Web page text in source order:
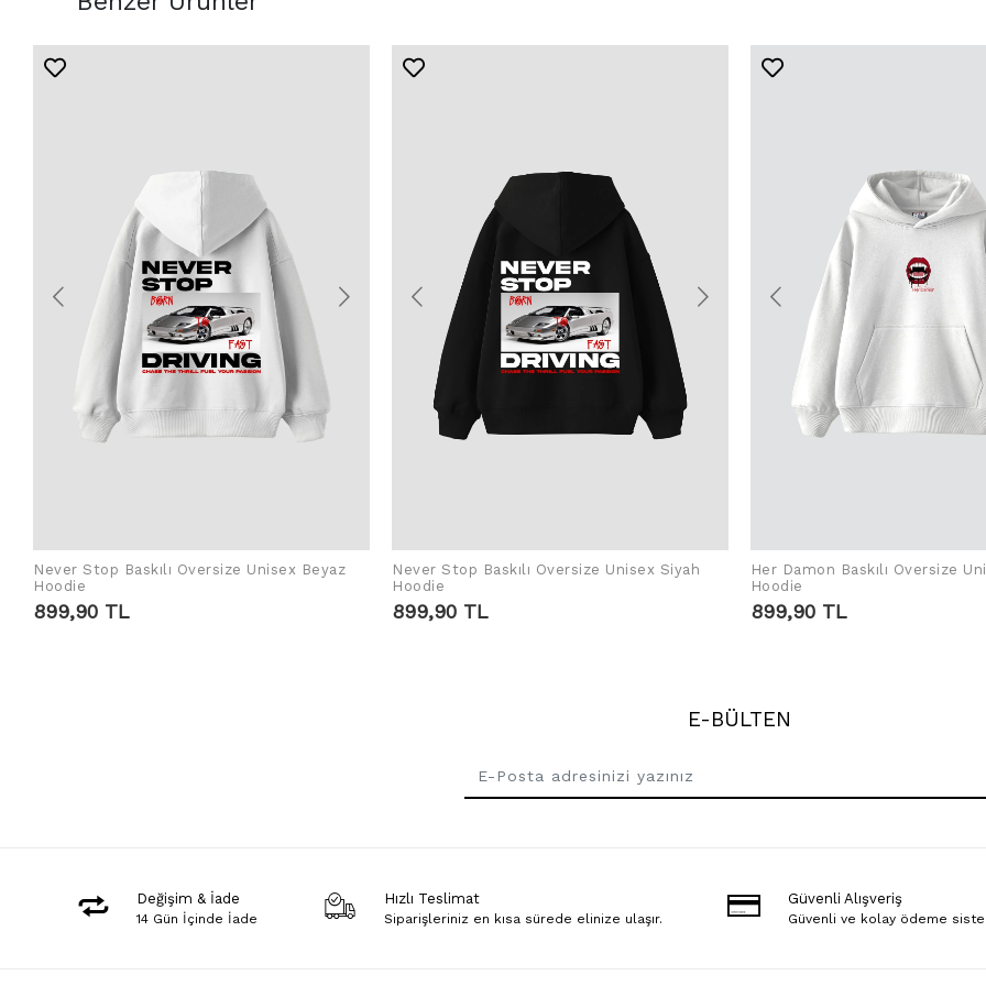
Never Stop Baskılı Oversize Unisex Beyaz
Hoodie
899,90 TL
Never Stop Baskılı Oversize Unisex Siyah
Hoodie
899,90 TL
Her Damon Baskılı Oversize
Hoodie
899,90 TL
E-BÜLTEN
Değişim & İade
14 Gün İçinde İade
Hızlı Teslimat
Siparişleriniz en kısa sürede elinize ulaşır.
Güvenli Alışveriş
Güvenli ve kolay ödeme